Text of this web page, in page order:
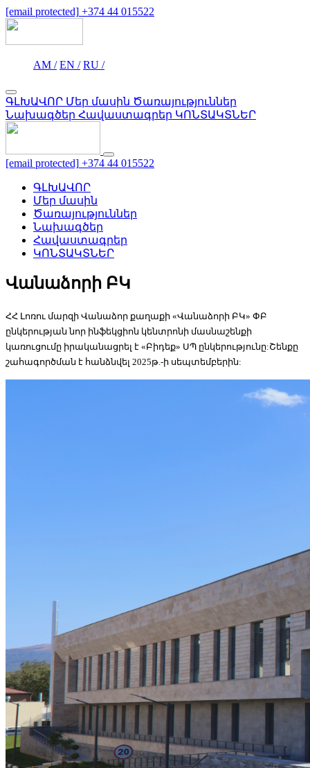
[email protected] +374 44 015522
AM / EN / RU /
ԳԼԽԱՎՈՐ Մեր մասին Ծառայություններ
Նախագծեր Հավաստագրեր ԿՈՆՏԱԿՏՆԵՐ
[email protected] +374 44 015522
ԳԼԽԱՎՈՐ
Մեր մասին
Ծառայություններ
Նախագծեր
Հավաստագրեր
ԿՈՆՏԱԿՏՆԵՐ
Վանաձորի ԲԿ
ՀՀ Լոռու մարզի Վանաձոր քաղաքի «Վանաձորի ԲԿ» ՓԲ
ընկերության նոր ինֆեկցիոն կենտրոնի մասնաշենքի
կառուցումը իրականացրել է «Բիդեք» ՍՊ ընկերությունը:Շենքը
շահագործման է հանձնվել 2025թ.-ի սեպտեմբերին: